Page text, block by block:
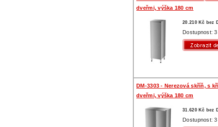
dveřmi, výška 180 cm
20.210 Kč bez
Dostupnost:
DM-3303 - Nerezová skříň, s
dveřmi, výška 180 cm
31.620 Kč bez
Dostupnost: